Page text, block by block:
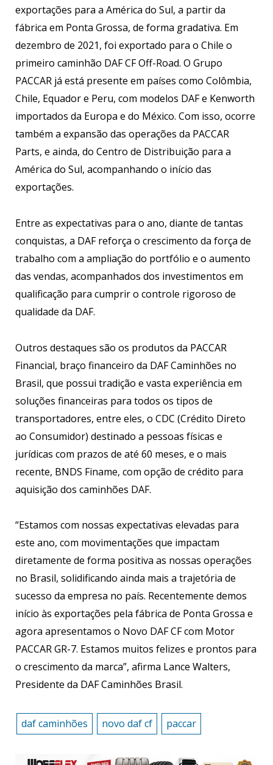
exportações para a América do Sul, a partir da
fábrica em Ponta Grossa, de forma gradativa. Em
dezembro de 2021, foi exportado para o Chile o
primeiro caminhão DAF CF Off-Road. O Grupo
PACCAR já está presente em países como Colômbia,
Chile, Equador e Peru, com modelos DAF e Kenworth
importados da Europa e do México. Com isso, ocorre
também a expansão das operações da PACCAR
Parts, e ainda, do Centro de Distribuição para a
América do Sul, acompanhando o início das
exportações.
Entre as expectativas para o ano, diante de tantas
conquistas, a DAF reforça o crescimento da força de
trabalho com a ampliação do portfólio e o aumento
das vendas, acompanhados dos investimentos em
qualificação para cumprir o controle rigoroso de
qualidade da DAF.
Outros destaques são os produtos da PACCAR
Financial, braço financeiro da DAF Caminhões no
Brasil, que possui tradição e vasta experiência em
soluções financeiras para todos os tipos de
transportadores, entre eles, o CDC (Crédito Direto
ao Consumidor) destinado a pessoas físicas e
jurídicas com prazos de até 60 meses, e o mais
recente, BNDS Finame, com opção de crédito para
aquisição dos caminhões DAF.
“Estamos com nossas expectativas elevadas para
este ano, com movimentações que impactam
diretamente de forma positiva as nossas operações
no Brasil, solidificando ainda mais a trajetória de
sucesso da empresa no país. Recentemente demos
início às exportações pela fábrica de Ponta Grossa e
agora apresentamos o Novo DAF CF com Motor
PACCAR GR-7. Estamos muitos felizes e prontos para
o crescimento da marca”, afirma Lance Walters,
Presidente da DAF Caminhões Brasil.
daf caminhões novo daf cf paccar